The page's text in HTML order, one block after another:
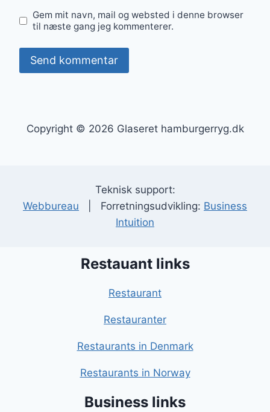
Gem mit navn, mail og websted i denne browser
til næste gang jeg kommenterer.
Copyright © 2026 Glaseret hamburgerryg.dk
Teknisk support:
Webbureau | Forretningsudvikling: Business
Intuition
Restauant links
Restaurant
Restauranter
Restaurants in Denmark
Restaurants in Norway
Business links